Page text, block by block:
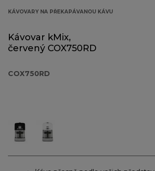
KÁVOVARY NA PŘEKAPÁVANOU KÁVU
Kávovar kMix,
červený COX750RD
COX750RD